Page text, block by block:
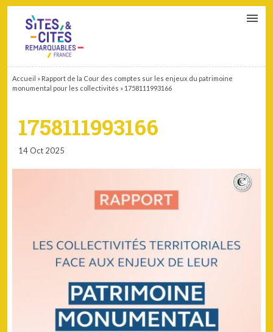
Accueil » Rapport de la Cour des comptes sur les enjeux du patrimoine
monumental pour les collectivités » 1758111993166
1758111993166
14 Oct 2025